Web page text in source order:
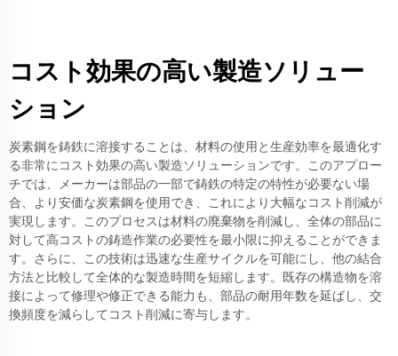
コスト効果の高い製造ソリュー
ション
炭素鋼を鋳鉄に溶接することは、材料の使用と生産効率を最適化す
る非常にコスト効果の高い製造ソリューションです。このアプロー
チでは、メーカーは部品の一部で鋳鉄の特定の特性が必要ない場
合、より安価な炭素鋼を使用でき、これにより大幅なコスト削減が
実現します。このプロセスは材料の廃棄物を削減し、全体の部品に
対して高コストの鋳造作業の必要性を最小限に抑えることができま
す。さらに、この技術は迅速な生産サイクルを可能にし、他の結合
方法と比較して全体的な製造時間を短縮します。既存の構造物を溶
接によって修理や修正できる能力も、部品の耐用年数を延ばし、交
換頻度を減らしてコスト削減に寄与します。